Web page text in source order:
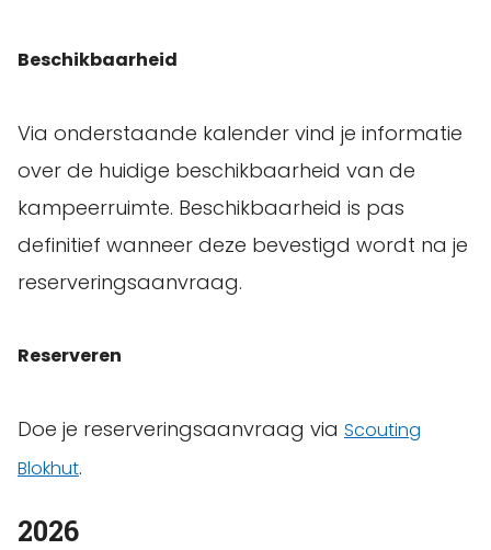
Beschikbaarheid
Via onderstaande kalender vind je informatie
over de huidige beschikbaarheid van de
kampeerruimte. Beschikbaarheid is pas
definitief wanneer deze bevestigd wordt na je
reserveringsaanvraag.
Reserveren
Doe je reserveringsaanvraag via Scouting
Blokhut.
Selectie
2026